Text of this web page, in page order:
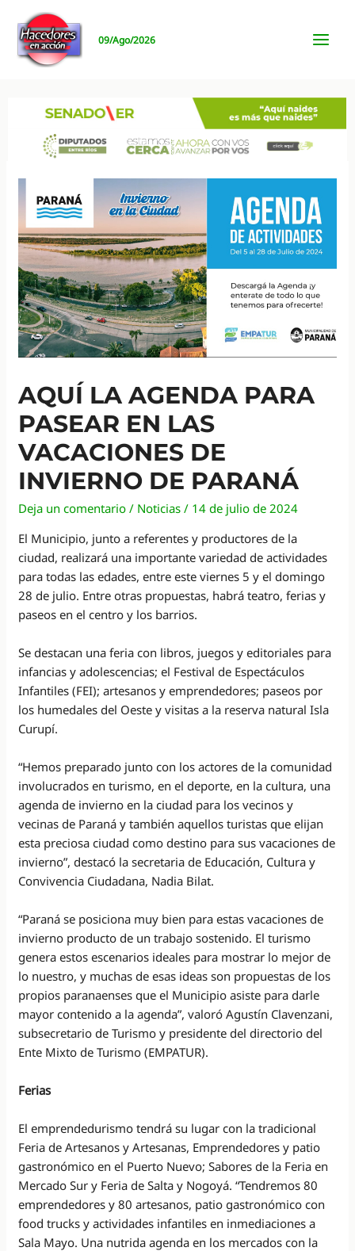
contenido
09/Ago/2026
AQUÍ LA AGENDA PARA
PASEAR EN LAS
VACACIONES DE
INVIERNO DE PARANÁ
Deja un comentario / Noticias / 14 de julio de 2024
El Municipio, junto a referentes y productores de la
ciudad, realizará una importante variedad de actividades
para todas las edades, entre este viernes 5 y el domingo
28 de julio. Entre otras propuestas, habrá teatro, ferias y
paseos en el centro y los barrios.
Se destacan una feria con libros, juegos y editoriales para
infancias y adolescencias; el Festival de Espectáculos
Infantiles (FEI); artesanos y emprendedores; paseos por
los humedales del Oeste y visitas a la reserva natural Isla
Curupí.
“Hemos preparado junto con los actores de la comunidad
involucrados en turismo, en el deporte, en la cultura, una
agenda de invierno en la ciudad para los vecinos y
vecinas de Paraná y también aquellos turistas que elijan
esta preciosa ciudad como destino para sus vacaciones de
invierno”, destacó la secretaria de Educación, Cultura y
Convivencia Ciudadana, Nadia Bilat.
“Paraná se posiciona muy bien para estas vacaciones de
invierno producto de un trabajo sostenido. El turismo
genera estos escenarios ideales para mostrar lo mejor de
lo nuestro, y muchas de esas ideas son propuestas de los
propios paranaenses que el Municipio asiste para darle
mayor contenido a la agenda”, valoró Agustín Clavenzani,
subsecretario de Turismo y presidente del directorio del
Ente Mixto de Turismo (EMPATUR).
Ferias
El emprendedurismo tendrá su lugar con la tradicional
Feria de Artesanos y Artesanas, Emprendedores y patio
gastronómico en el Puerto Nuevo; Sabores de la Feria en
Mercado Sur y Feria de Salta y Nogoyá. “Tendremos 80
emprendedores y 80 artesanos, patio gastronómico con
food trucks y actividades infantiles en inmediaciones a
Sala Mayo. Una nutrida agenda en los mercados con la